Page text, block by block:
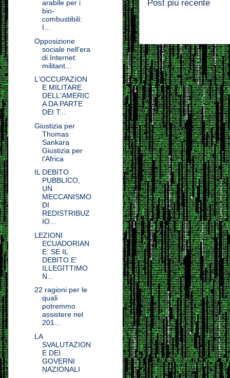
Post più recente
arabile per i
bio-
combustibili:
I...
Opposizione
sociale nell’era
di Internet:
militant...
L'OCCUPAZION
E MILITARE
DELL'AMERIC
A DA PARTE
DEI T...
Giustizia per
Thomas
Sankara
Giustizia per
l’Africa
IL DEBITO
PUBBLICO,
UN
MECCANISMO
DI
REDISTRIBUZ
IO...
LEZIONI
ECUADORIAN
E: SE IL
DEBITO E'
ILLEGITTIMO
N...
22 ragioni per le
quali
potremmo
assistere nel
201...
LA
SVALUTAZION
E DEI
GOVERNI
NAZIONALI